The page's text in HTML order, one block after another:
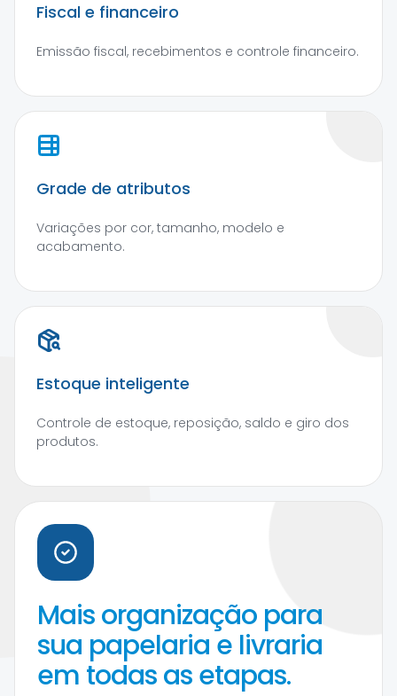
Fiscal e financeiro
Emissão fiscal, recebimentos e controle financeiro.
Grade de atributos
Variações por cor, tamanho, modelo e
acabamento.
Estoque inteligente
Controle de estoque, reposição, saldo e giro dos
produtos.
Mais organização para
sua papelaria e livraria
em todas as etapas.